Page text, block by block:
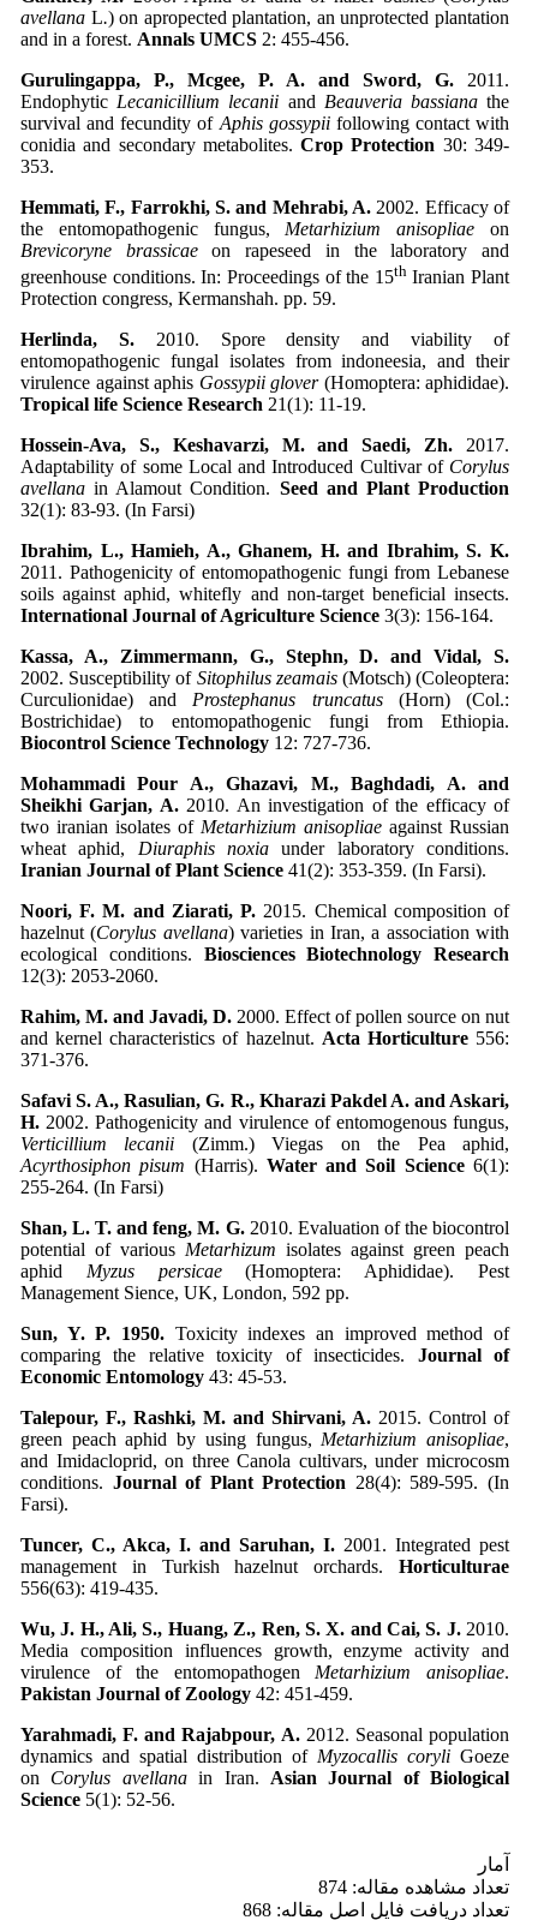
avellana L.) on apropected plantation, an unprotected plantation
and in a forest. Annals UMCS 2: 455-456.
Gurulingappa, P., Mcgee, P. A. and Sword, G. 2011.
Endophytic Lecanicillium lecanii and Beauveria bassianathe
survival and fecundity of Aphis gossypiifollowing contact with
conidia and secondary metabolites.Crop Protection 30: 349-
353.
Hemmati, F., Farrokhi, S. and Mehrabi, A. ­2002. Efficacy of
the entomopathogenic fungus, Metarhizium anisopliae on
Brevicoryne brassicaeon rapeseed in the laboratory and
greenhouse conditions. In: Proceedings of the 15thIranian Plant
Protection congress, Kermanshah. pp. 59.
Herlinda, S.2010. Spore density and viability of
entomopathogenic fungal isolates from indoneesia, and their
virulence against aphis Gossypii glover(Homoptera: aphididae).
Tropical life Science Research 21(1): 11-19.
Hossein-Ava, S., Keshavarzi, M. and Saedi, Zh. 2017.
Adaptability of some Local and Introduced Cultivar of Corylus
avellanain Alamout Condition. Seed and Plant Production
32(1): 83-93. (In Farsi)
Ibrahim, L., Hamieh, A., Ghanem, H. and Ibrahim, S. K.
2011. Pathogenicity of entomopathogenic fungi from Lebanese
soils against aphid, whitefly and non-target beneficial insects.
International Journal of Agriculture Science 3(3): 156-164.
Kassa, A., Zimmermann, G., Stephn, D. and Vidal, S.
2002. Susceptibility of Sitophilus zeamais (Motsch) (Coleoptera:
Curculionidae) and Prostephanus truncatus(Horn) (Col.:
Bostrichidae) to entomopathogenic fungi from Ethiopia.
Biocontrol Science Technology 12: 727-736.
Mohammadi Pour A., Ghazavi, M., Baghdadi, A. and
Sheikhi Garjan, A.2010. An investigation of the efficacy of
two iranian isolates of Metarhizium anisopliae against Russian
wheat aphid, Diuraphis noxia under laboratory conditions.
Iranian Journal of Plant Science 41(2): 353-359. (In Farsi).
Noori, F. M. and Ziarati, P. 2015. Chemical composition of
hazelnut (Corylus avellana) varieties in Iran, a association with
ecological conditions. Biosciences Biotechnology Research
12(3): 2053-2060.
Rahim, M. and Javadi, D. 2000. Effect of pollen source on nut
and kernel characteristics of hazelnut. Acta Horticulture556:
371-376.
Safavi S. A., Rasulian, G. R., Kharazi Pakdel A. and Askari,
H. 2002. Pathogenicity and virulence of entomogenous fungus,
Verticillium lecanii (Zimm.) Viegas on the Pea aphid,
Acyrthosiphon pisum (Harris). Water and Soil Science6(1):
255-264. (In Farsi)
Shan, L. T. and feng, M. G.2010. Evaluation of the biocontrol
potential of various Metarhizum isolates against green peach
aphid Myzus persicae(Homoptera: Aphididae). Pest
Management Sience, UK, London, 592 pp.
Sun, Y. P. 1950. Toxicity indexes an improved method of
comparing the relative toxicity of insecticides. Journal of
Economic Entomology 43: 45-53.
Talepour, F., Rashki, M. and Shirvani, A. 2015. Control of
green peach aphid by using fungus, Metarhizium anisopliae,
and Imidacloprid, on three Canola cultivars, under microcosm
conditions. Journal of Plant Protection 28(4): 589-595. (In
Farsi).
Tuncer, C., Akca, I. and Saruhan, I. 2001. Integrated pest
management in Turkish hazelnut orchards. Horticulturae
556(63): 419-435.
Wu, J. H., Ali, S., Huang, Z., Ren, S. X. and Cai, S. J.2010.
Media composition influences growth, enzyme activity and
virulence of the entomopathogen Metarhizium anisopliae.
Pakistan Journal of Zoology 42: 451-459.
Yarahmadi, F. and Rajabpour, A.2012. Seasonal population
dynamics and spatial distribution of Myzocallis coryli Goeze
on Corylus avellanain Iran. Asian Journal of Biological
Science 5(1): 52-56.
آمار
تعداد مشاهده مقاله: 874
تعداد دریافت فایل اصل مقاله: 868